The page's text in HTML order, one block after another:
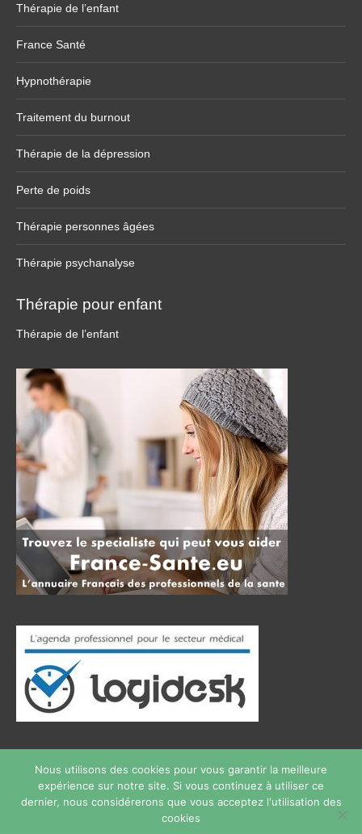
Thérapie de l’enfant
France Santé
Hypnothérapie
Traitement du burnout
Thérapie de la dépression
Perte de poids
Thérapie personnes âgées
Thérapie psychanalyse
Thérapie pour enfant
Thérapie de l’enfant
Copyright © 2026therapie phobieTous droits réservés.
Privium – Des services qui soutiennent vos soins. Pour
Nous utilisons des cookies pour vous garantir la meilleure
expérience sur notre site. Si vous continuez à utiliser ce
dernier, nous considérerons que vous acceptez l'utilisation des
cookies